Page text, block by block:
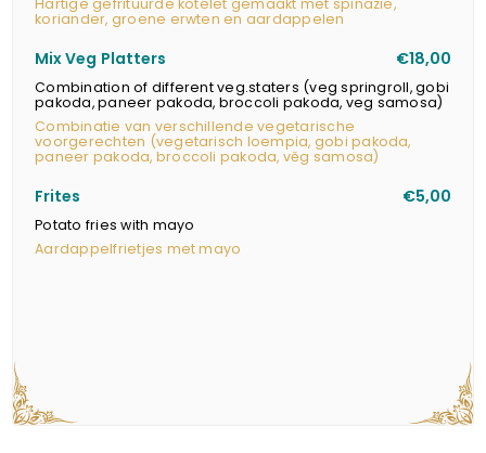
koriander, groene erwten en aardappelen
Mix Veg Platters €18,00
Combination of different veg.staters (veg springroll, gobi
pakoda, paneer pakoda, broccoli pakoda, veg samosa)
Combinatie van verschillende vegetarische
voorgerechten (vegetarisch loempia, gobi pakoda,
paneer pakoda, broccoli pakoda, věg samosa)
Frites €5,00
Potato fries with mayo
Aardappelfrietjes met mayo